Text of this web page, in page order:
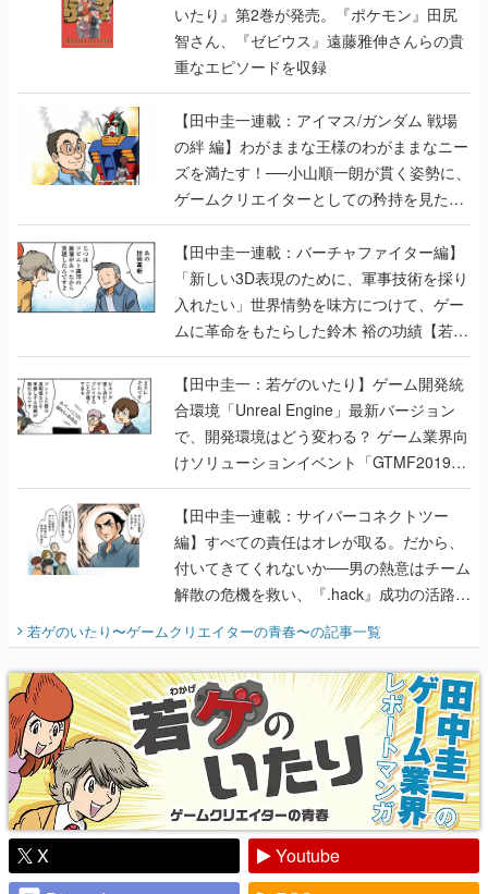
いたり』第2巻が発売。『ポケモン』田尻
智さん、『ゼビウス』遠藤雅伸さんらの貴
重なエピソードを収録
【田中圭一連載：アイマス/ガンダム 戦場
の絆 編】わがままな王様のわがままなニー
ズを満たす！──小山順一朗が貫く姿勢に、
ゲームクリエイターとしての矜持を見た
【若ゲのいたり最終回】
【田中圭一連載：バーチャファイター編】
「新しい3D表現のために、軍事技術を採り
入れたい」世界情勢を味方につけて、ゲー
ムに革命をもたらした鈴木 裕の功績【若ゲ
のいたり】
【田中圭一：若ゲのいたり】ゲーム開発統
合環境「Unreal Engine」最新バージョン
で、開発環境はどう変わる？ ゲーム業界向
けソリューションイベント「GTMF2019」
に行って、より理解を深めよう【PR】
【田中圭一連載：サイバーコネクトツー
編】すべての責任はオレが取る。だから、
付いてきてくれないか──男の熱意はチーム
解散の危機を救い、『.hack』成功の活路を
『少年ジャンプ』色だった【若ゲのいた
り】
若ゲのいたり〜ゲームクリエイターの青春〜の記事一覧
X
Youtube